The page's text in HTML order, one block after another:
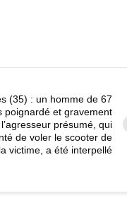
(35) : un homme de 67
poignardé et gravement
présumé, qui
de voler le scooter de
la victime, a été interpellé